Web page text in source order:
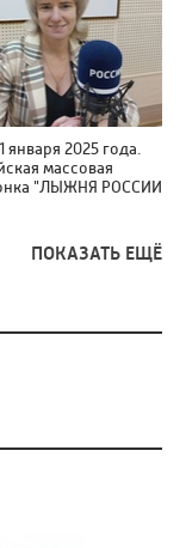
января 2025 года.
массовая
"ЛЫЖНЯ РОССИИ
ПОКАЗАТЬ ЕЩЁ